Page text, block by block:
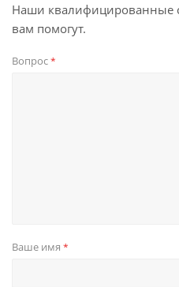
Наши квалифицированные
вам помогут.
Вопрос*
Ваше имя *